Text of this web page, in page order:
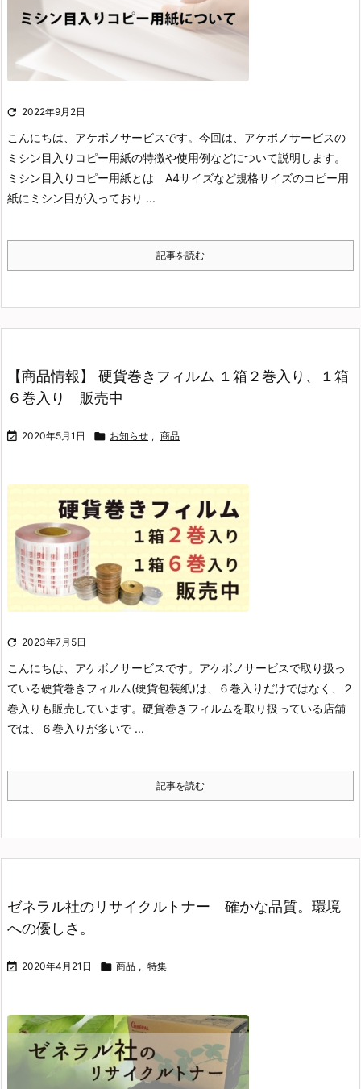
 2022年9月2日
こんにちは、アケボノサービスです。 今回は、アケボノサービスの
ミシン目入りコピー用紙の特徴や使用例などについて説明します。
ミシン目入りコピー用紙とは A4サイズなど規格サイズのコピー用
紙にミシン目が入っており ...
記事を読む
【商品情報】 硬貨巻きフィルム １箱２巻入り、１箱
６巻入り 販売中
 2020年5月1日  お知らせ , 商品
 2023年7月5日
こんにちは、アケボノサービスです。 アケボノサービスで取り扱っ
ている硬貨巻きフィルム(硬貨包装紙)は、６巻入りだけではなく、２
巻入りも販売しています。 硬貨巻きフィルムを取り扱っている店舗
では、６巻入りが多いで ...
記事を読む
ゼネラル社のリサイクルトナー 確かな品質。環境
への優しさ。
 2020年4月21日  商品 , 特集